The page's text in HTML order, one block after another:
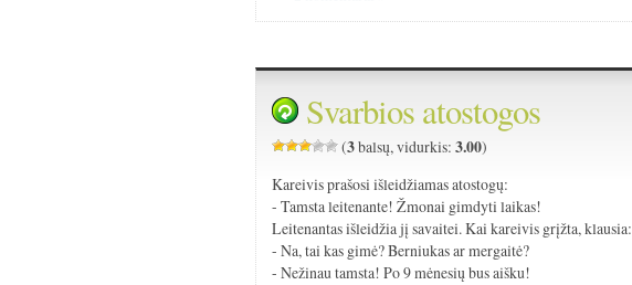
Svarbios atostogos
(3balsų, vidurkis:3.00)
Kareivis prašosi išleidžiamas atostogų:
- Tamsta leitenante! Žmonai gimdyti laikas!
Leitenantas išleidžia jį savaitei. Kai kareivis grįžta, klausia:
- Na, tai kas gimė? Berniukas ar mergaitė?
- Nežinau tamsta! Po 9 mėnesių bus aišku!